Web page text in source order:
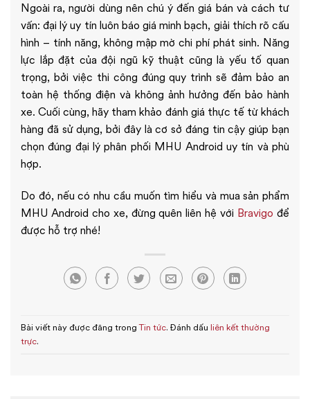
Ngoài ra, người dùng nên chú ý đến giá bán và cách tư
vấn: đại lý uy tín luôn báo giá minh bạch, giải thích rõ cấu
hình – tính năng, không mập mờ chi phí phát sinh. Năng
lực lắp đặt của đội ngũ kỹ thuật cũng là yếu tố quan
trọng, bởi việc thi công đúng quy trình sẽ đảm bảo an
toàn hệ thống điện và không ảnh hưởng đến bảo hành
xe. Cuối cùng, hãy tham khảo đánh giá thực tế từ khách
hàng đã sử dụng, bởi đây là cơ sở đáng tin cậy giúp bạn
chọn đúng đại lý phân phối MHU Android uy tín và phù
hợp.
Do đó, nếu có nhu cầu muốn tìm hiểu và mua sản phẩm
MHU Android cho xe, đừng quên liên hệ với Bravigo để
được hỗ trợ nhé!
Bài viết này được đăng trongTin tức. Đánh dấu liên kết thường
trực.